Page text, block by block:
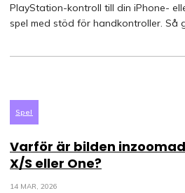
PlayStation-kontroll till din iPhone-
spel med stöd för handkontroller. Så
Spel
Varför är bilden
X/S eller One?
14 MAR, 2026